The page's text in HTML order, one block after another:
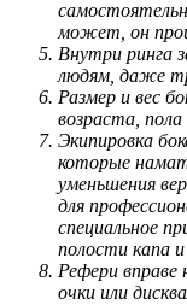
может, он
Внутри ринга
людям, даже
Размер и вес
возраста, пола
Экипировка
которые
уменьшения
для
специальное
полости капа
Рефери вправе
очки или